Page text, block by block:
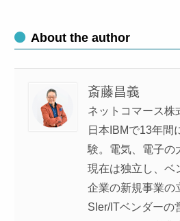
About the author
斎藤昌義
ネットコマース株
日本IBMで13年間
験。電気、電子の
現在は独立し、ベ
企業の新規事業の
SIer/ITベンダーの